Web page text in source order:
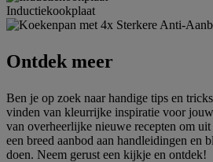
Inductiekookplaat
Ontdek meer
Ben je op zoek naar handige tips en
vinden van kleurrijke inspiratie voor
van overheerlijke nieuwe recepten om uit
een breed aanbod aan handleidingen en
doen. Neem gerust een kijkje en ontdek!